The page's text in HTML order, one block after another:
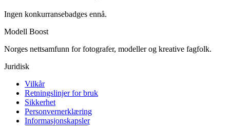
Ingen konkurransebadges ennå.
Modell Boost
Norges nettsamfunn for fotografer, modeller og kreative fagfolk.
Juridisk
Vilkår
Retningslinjer for bruk
Sikkerhet
Personvernerklæring
Informasjonskapsler